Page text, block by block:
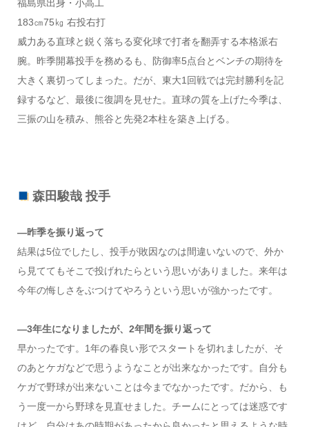
福島県出身・小高工
183㎝75㎏ 右投右打
威力ある直球と鋭く落ちる変化球で打者を翻弄する本格派右
腕。昨季開幕投手を務めるも、防御率5点台とベンチの期待を
大きく裏切ってしまった。だが、東大1回戦では完封勝利を記
録するなど、最後に復調を見せた。直球の質を上げた今季は、
三振の山を積み、熊谷と先発2本柱を築き上げる。
森田駿哉 投手
―昨季を振り返って
結果は5位でしたし、投手が敗因なのは間違いないので、外か
ら見ててもそこで投げれたらという思いがありました。来年は
今年の悔しさをぶつけてやろうという思いが強かったです。
―3年生になりましたが、2年間を振り返って
早かったです。1年の春良い形でスタートを切れましたが、そ
のあとケガなどで思うようなことが出来なかったです。自分も
ケガで野球が出来ないことは今までなかったです。だから、も
う一度一から野球を見直せました。チームにとっては迷惑です